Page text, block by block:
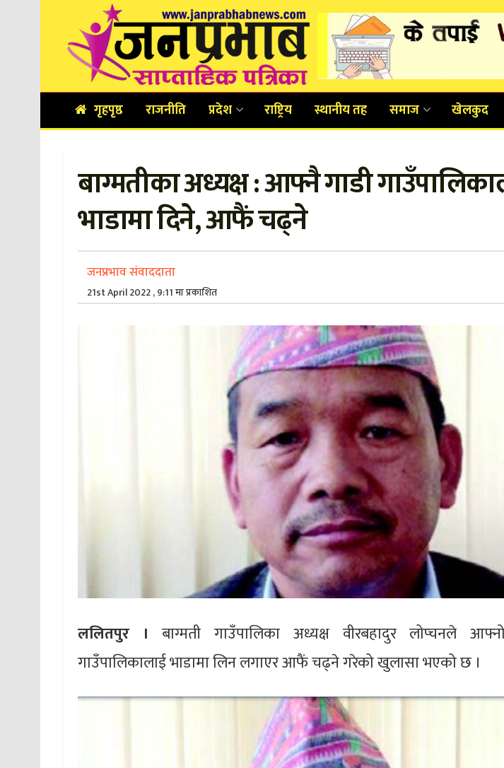
गृहपृष्ठ राजनीति प्रदेश राष्ट्रिय स्थानीय तह समाज खेलकुद
बाग्मतीका अध्यक्ष : आफ्नै गाडी
भाडामा दिने, आफैं चढ्ने
जनप्रभाव संवाददाता
21st April 2022 , 9:11 मा प्रकाशित
ललितपुर । बाग्मती गाउँपालिका अध्यक्ष वीरबहादुर लोप्चनले
गाउँपालिकालाई भाडामा लिन लगाएर आफैं चढ्ने गरेको खुलासा भएको छ ।